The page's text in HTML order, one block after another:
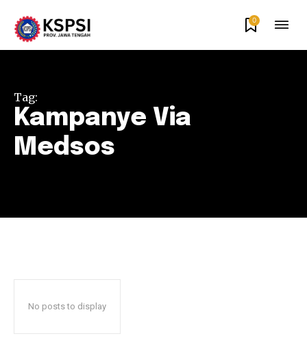
0
Tag:
Kampanye Via
Medsos
No posts to display